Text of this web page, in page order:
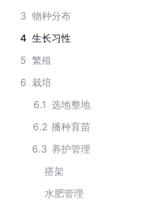
3 物种分布
4 生长习性
5 繁殖
6 栽培
6.1 选地整地
6.2 播种育苗
6.3 养护管理
搭架
水肥管理